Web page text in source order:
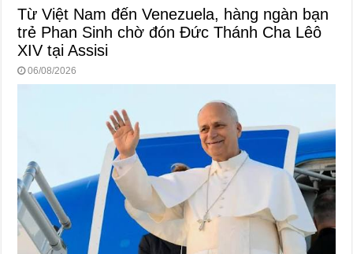
Từ Việt Nam đến Venezuela, hàng ngàn bạn
trẻ Phan Sinh chờ đón Đức Thánh Cha Lêô
XIV tại Assisi
06/08/2026